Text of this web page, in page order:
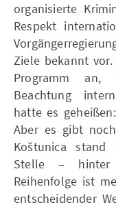
organisierte
Respekt
Ziele bekannt
Programm an,
Beachtung
hatte es
Aber es gibt
Koštunica stand
Stelle – hinter
Reihenfolge ist
entscheidender